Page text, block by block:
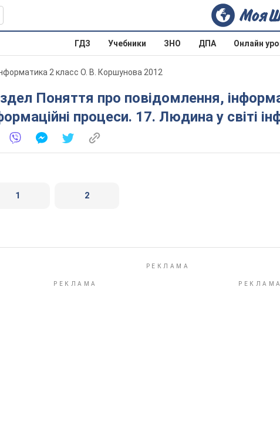
ГДЗ Учебники ЗНО ДПА Онлайн
2 класс О. В. Коршунова 2012
процеси. 17. Людина у світі
1 2